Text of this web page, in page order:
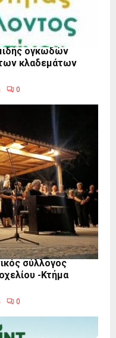
ογκωδών
κλαδεμάτων
0
σύλλογος
-Κτήμα
0